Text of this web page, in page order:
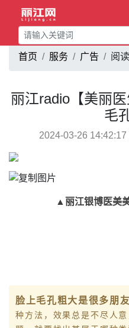
首页 服务 广告 阅
丽江radio【美丽
毛
2024-03-26
▲丽江银博医美
脸上毛孔粗大是很多朋
种方法，效果总是不尽人